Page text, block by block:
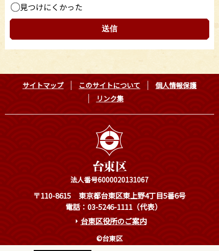
見つけにくかった
サイトマップ このサイトについて
個人情報保護
リンク集
法人番号6000020131067
〒110-8615
東京都台東区東上野4丁目5番6号
電話：03-5246-1111（代表）
台東区役所のご案内
©台東区